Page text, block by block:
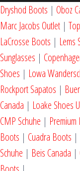
Dryshod Boots | Oboz
Marc Jacobs Outlet |
LaCrosse Boots | Lems
Sunglasses |
Shoes | Lowa
Rockport Sapatos |
Canada | Loake Shoes
CMP Schuhe |
Boots | Cuadra Boots |
Schuhe | Beis Canada |